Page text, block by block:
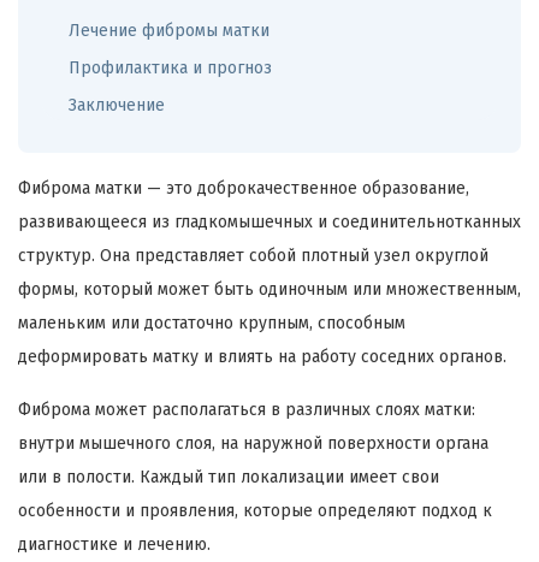
Лечение фибромы матки
Профилактика и прогноз
Заключение
Фиброма матки — это доброкачественное образование,
развивающееся из гладкомышечных и соединительнотканных
структур. Она представляет собой плотный узел округлой
формы, который может быть одиночным или множественным,
маленьким или достаточно крупным, способным
деформировать матку и влиять на работу соседних органов.
Фиброма может располагаться в различных слоях матки:
внутри мышечного слоя, на наружной поверхности органа
или в полости. Каждый тип локализации имеет свои
особенности и проявления, которые определяют подход к
диагностике и лечению.